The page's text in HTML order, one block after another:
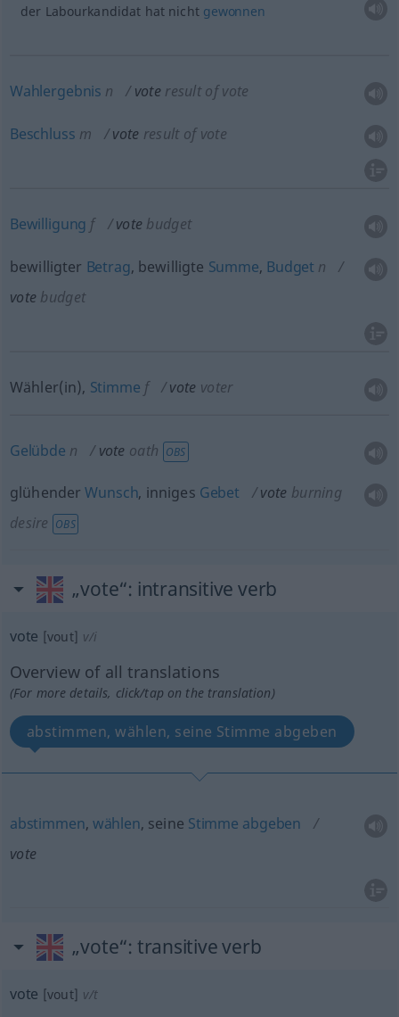
der Labourkandidat hat nicht gewonnen
Wahlergebnis n vote result of vote
Beschluss m vote result of vote
Bewilligung f vote budget
bewilligter Betrag, bewilligte Summe, Budget n
vote budget
Wähler(in), Stimme f vote voter
Gelübde n vote oath OBS
glühenderWunsch, inniges Gebet vote burning
desire OBS
„vote“: intransitive verb
vote [vout] v/i
Overview of all translations
(For more details, click/tap on the translation)
abstimmen, wählen, seine Stimme abgeben
abstimmen, wählen, seine Stimme abgeben
vote
„vote“: transitive verb
vote [vout] v/t